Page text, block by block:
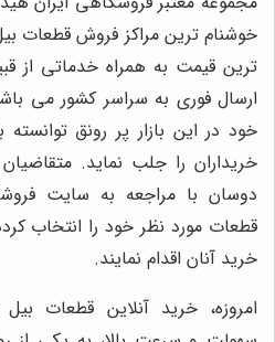
خوشنام ترین مراکز فروش قطعات
ترین قیمت به همراه خدماتی از
ارسال فوری به سراسر کشور می
خود در این بازار پر رونق
خریداران را جلب نماید.
دوسان با مراجعه به سایت
قطعات مورد نظر خود را انتخاب
خرید آنان اقدام نمایند.
امروزه، خرید آنلاین قطعات